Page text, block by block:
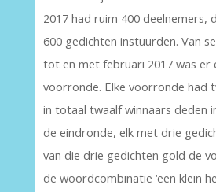
2017 had ruim 400 deelnemers,
600 gedichten instuurden. Van
tot en met februari 2017 was er
voorronde. Elke voorronde had
in totaal twaalf winnaars deden
de eindronde, elk met drie
van die drie gedichten gold de
de woordcombinatie ‘een klein